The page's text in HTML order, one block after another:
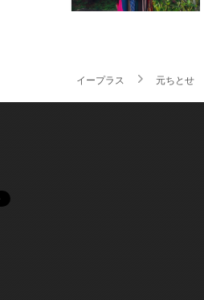
イープラス 元ちとせ